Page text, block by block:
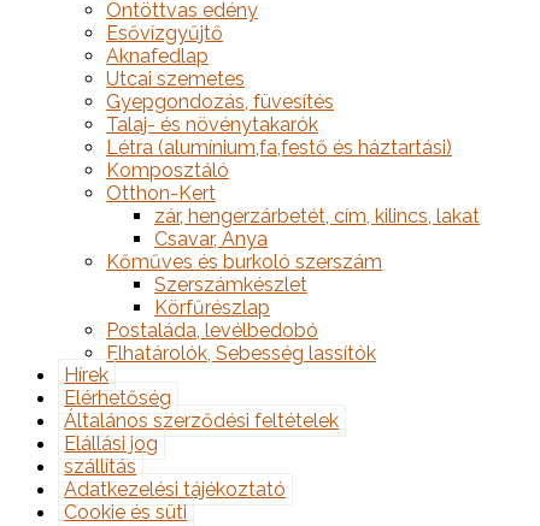
Öntöttvas edény
Esővízgyűjtő
Aknafedlap
Utcai szemetes
Gyepgondozás, füvesítés
Talaj- és növénytakarók
Létra (alumínium,fa,festő és háztartási)
Komposztáló
Otthon-Kert
zár, hengerzárbetét, cím, kilincs, lakat
Csavar, Anya
Kőműves és burkoló szerszám
Szerszámkészlet
Körfűrészlap
Postaláda, levélbedobó
Elhatárolók, Sebesség lassítók
Hírek
Elérhetőség
Általános szerződési feltételek
Elállási jog
szállítás
Adatkezelési tájékoztató
Cookie és süti